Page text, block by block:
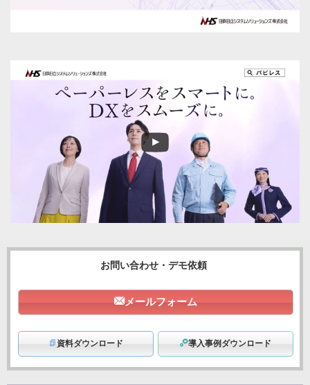
お問い合わせ・デモ依頼
メールフォーム
資料ダウンロード 導入事例ダウンロード